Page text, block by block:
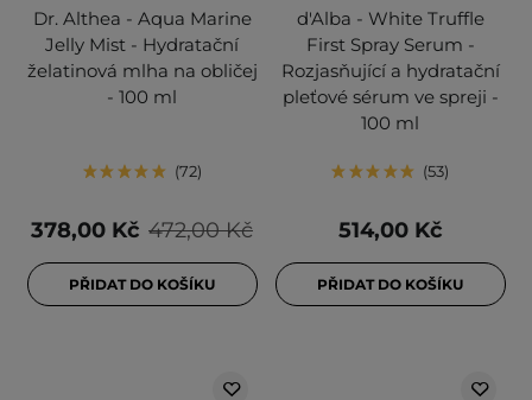
Dr. Althea - Aqua Marine
Jelly Mist - Hydratační
želatinová mlha na obličej
- 100 ml
72
472,00 Kč
378,00 Kč
PŘIDAT DO KOŠÍKU
d'Alba - White Truffle
First Spray Serum -
Rozjasňující a hydratační
pleťové sérum ve spreji -
100 ml
53
514,00 Kč
PŘIDAT DO KOŠÍKU